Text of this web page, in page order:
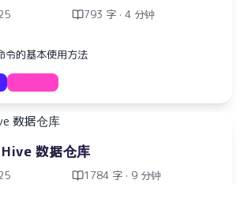
793 字 · 4 分钟
令的基本使用方法
数据仓库
1784 字 · 9 分钟